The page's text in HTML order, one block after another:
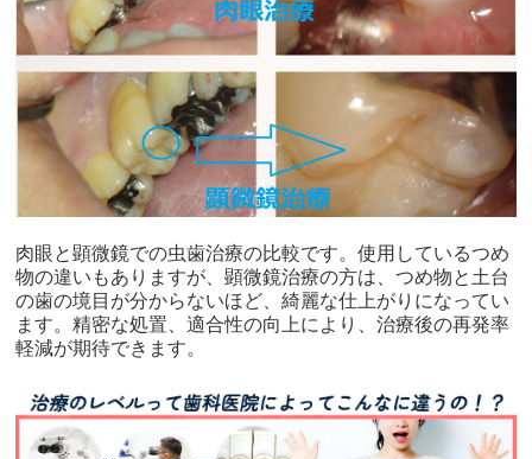
肉眼と顕微鏡での虫歯治療の比較です。使用しているつめ
物の違いもありますが、顕微鏡治療の方は、つめ物と土台
の歯の境目が分からないほど、綺麗な仕上がりになってい
ます。精密な処置、適合性の向上により、治療後の再発率
軽減が期待できます。